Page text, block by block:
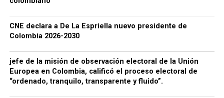
CNE declara a De La Espriella nuevo presidente de
Colombia 2026-2030
jefe de la misión de observación electoral de la Unión
Europea en Colombia, calificó el proceso electoral de
“ordenado, tranquilo, transparente y fluido”.